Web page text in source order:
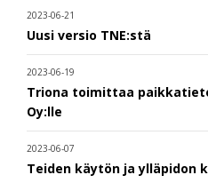
2023-06-21
Uusi versio TNE:stä
2023-06-19
Triona toimittaa
Oy:lle
2023-06-07
Teiden käytön ja ylläpidon